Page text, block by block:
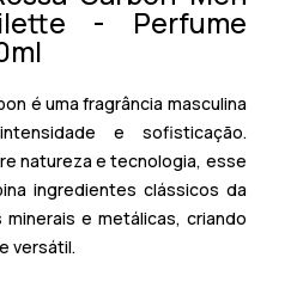
- Perfume
é uma fragrância masculina
e sofisticação.
natureza e tecnologia, esse
ingredientes clássicos da
e metálicas, criando
versátil.